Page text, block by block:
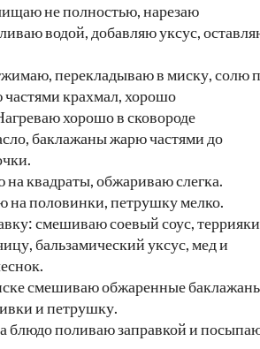
не полностью, нарезаю
водой, добавляю уксус,
перекладываю в миску, солю
частями крахмал, хорошо
хорошо в сковороде
баклажаны жарю частями до
на квадраты, обжариваю слегка.
на половинки, петрушку мелко.
смешиваю соевый соус,
бальзамический уксус, мед и
смешиваю обжаренные
и петрушку.
блюдо поливаю заправкой и